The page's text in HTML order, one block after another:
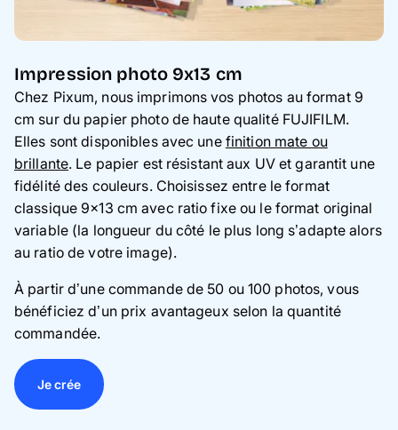
Impression photo 9x13 cm
Chez Pixum, nous imprimons vos photos au format 9
cm sur du papier photo de haute qualité FUJIFILM.
Elles sont disponibles avec une finition mate ou
brillante. Le papier est résistant aux UV et garantit une
fidélité des couleurs. Choisissez entre le format
classique 9x13 cm avec ratio fixe ou le format original
variable (la longueur du côté le plus long s’adapte alors
au ratio de votre image).
À partir d’une commande de 50 ou 100 photos, vous
bénéficiez d’un prix avantageux selon la quantité
commandée.
Je crée